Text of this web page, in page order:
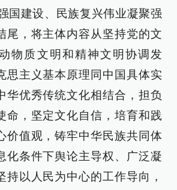
国建设、民族复兴伟业凝聚强
尾，将主体内容从坚持党的文
物质文明和精神文明协调发
思主义基本原理同中国具体实
华优秀传统文化相结合，担负
命，坚定文化自信，培育和践
价值观，铸牢中华民族共同体
化条件下舆论主导权、广泛凝
持以人民为中心的工作导向，